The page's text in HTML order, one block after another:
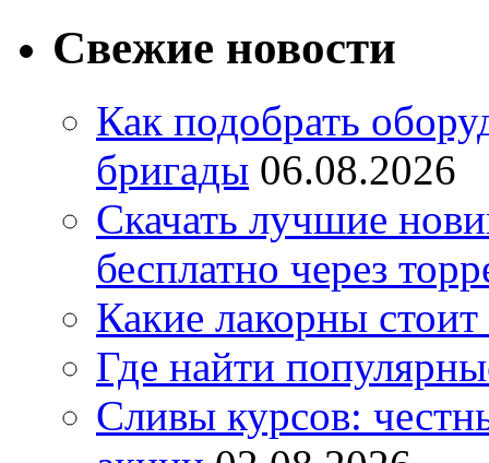
Свежие новости
Как подобрать
бригады 06.08.2026
Скачать лучшие
бесплатно через
Какие лакорны стоит
Где найти
Сливы курсов: